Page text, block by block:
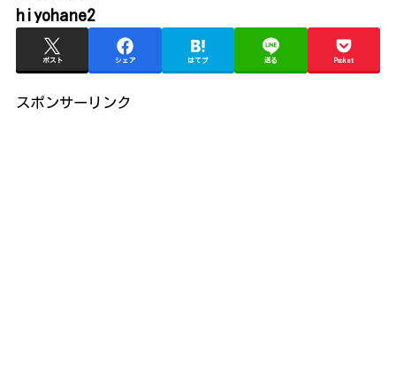
hiyohane2
ポスト シェア はてブ 送る Pocket
スポンサーリンク